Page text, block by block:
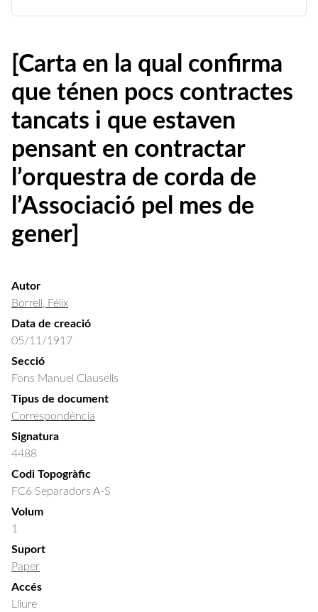
[Carta en la qual confirma
que ténen pocs contractes
tancats i que estaven
pensant en contractar
l’orquestra de corda de
l’Associació pel mes de
gener]
Autor
Borrell, Félix
Data de creació
05/11/1917
Secció
Fons Manuel Clausells
Tipus de document
Correspondència
Signatura
4488
Codi Topogràfic
FC6 Separadors A-S
Volum
1
Suport
Paper
Accés
Lliure